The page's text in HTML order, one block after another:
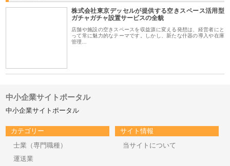
株式会社東京デッセルが提供する空きスペース活用型
ガチャガチャ設置サービスの全貌
店舗や施設の空きスペースを収益源に変える発想は、経営者にと
って常に魅力的なテーマです。しかし、新たな什器の導入や在庫
管理…
中小企業サイトポータル
中小企業サイトポータル
カテゴリー
士業（専門職種）
運送業
サイト情報
当サイトについて